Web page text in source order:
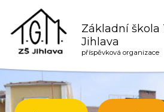
Základní škola
Jihlava
příspěvková organizace